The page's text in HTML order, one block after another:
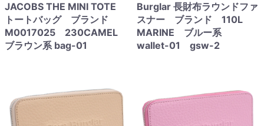
JACOBS THE MINI TOTE
トートバッグ ブランド
M0017025 230CAMEL
ブラウン系 bag-01
Burglar 長財布ラウンドファ
スナー ブランド 110L
MARINE ブルー系
wallet-01 gsw-2